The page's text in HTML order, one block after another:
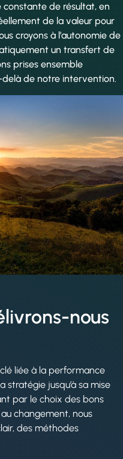
constante de résultat, en
de la valeur pour
croyons à l’autonomie de
un transfert de
prises ensemble
de notre intervention.
nous
liée à la performance
stratégie jusqu’à sa mise
par le choix des bons
changement, nous
des méthodes